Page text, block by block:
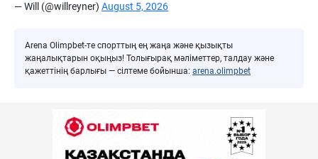
— Will (@willreyner) August 5, 2026
Arena Olimpbet-те спорттың ең жаңа және қызықты
жаңалықтарын оқыңыз! Толығырақ мәліметтер, талдау және
қажеттінің барлығы — сілтеме бойынша: arena.olimpbet